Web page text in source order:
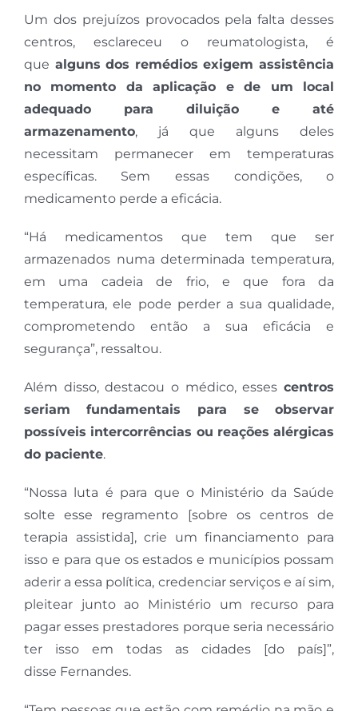
Um dos prejuízos provocados pela falta desses
centros, esclareceu o reumatologista, é
que alguns dos remédios exigem assistência
no momento da aplicação e de um local
adequado para diluição e até
armazenamento, já que alguns deles
necessitam permanecer em temperaturas
específicas. Sem essas condições, o
medicamento perde a eficácia.
“Há medicamentos que tem que ser
armazenados numa determinada temperatura,
em uma cadeia de frio, e que fora da
temperatura, ele pode perder a sua qualidade,
comprometendo então a sua eficácia e
segurança”, ressaltou.
Além disso, destacou o médico, essescentros
seriam fundamentais para se observar
possíveis intercorrências ou reações alérgicas
do paciente.
“Nossa luta é para que o Ministério da Saúde
solte esse regramento [sobre os centros de
terapia assistida], crie um financiamento para
isso e para que os estados e municípios possam
aderir a essa política, credenciar serviços e aí sim,
pleitear junto ao Ministério um recurso para
pagar esses prestadores porque seria necessário
ter isso em todas as cidades [do país]”,
disse Fernandes.